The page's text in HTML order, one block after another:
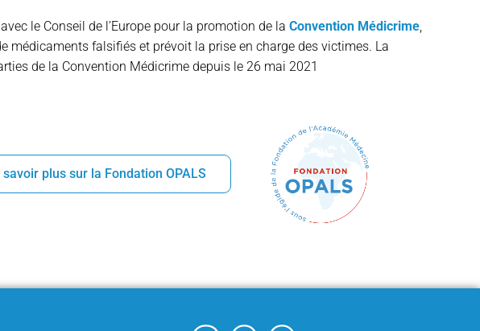
le Conseil de l’Europe pour la promotion de laConvention Médicrime
falsifiés et prévoit la prise en charge des victimes. La
de la Convention Médicrime depuis le 26 mai 2021
savoir plus sur la Fondation OPALS